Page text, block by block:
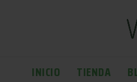
INICIO TIENDA